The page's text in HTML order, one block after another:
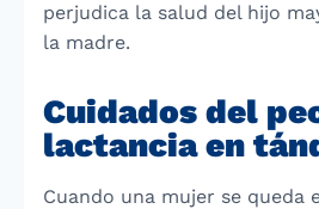
perjudica la salud del hijo
la madre.
Cuidados del
lactancia en
Cuando una mujer se queda